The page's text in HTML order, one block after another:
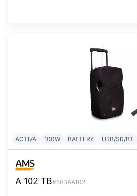
ACTIVA 100W BATTERY USB/SD/BT
A 102 TB#50BAA102